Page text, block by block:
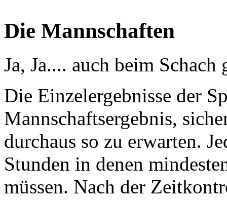
Die Mannschaften
Ja, Ja.... auch beim
Die Einzelergebnisse der
Mannschaftsergebnis,
durchaus so zu erwarten.
Stunden in denen
müssen. Nach der